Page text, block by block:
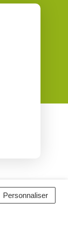
Personnaliser